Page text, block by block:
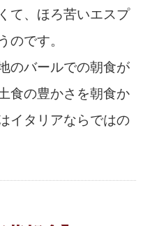
て、ほろ苦いエスプ
のです。
のバールでの朝食が
食の豊かさを朝食か
イタリアならではの